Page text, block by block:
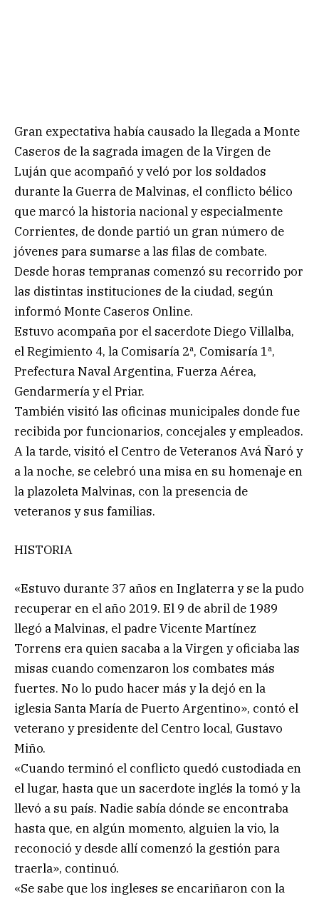
Gran expectativa había causado la llegada a Monte
Caseros de la sagrada imagen de la Virgen de
Luján que acompañó y veló por los soldados
durante la Guerra de Malvinas, el conflicto bélico
que marcó la historia nacional y especialmente
Corrientes, de donde partió un gran número de
jóvenes para sumarse a las filas de combate.
Desde horas tempranas comenzó su recorrido por
las distintas instituciones de la ciudad, según
informó Monte Caseros Online.
Estuvo acompaña por el sacerdote Diego Villalba,
el Regimiento 4, la Comisaría 2ª, Comisaría 1ª,
Prefectura Naval Argentina, Fuerza Aérea,
Gendarmería y el Priar.
También visitó las oficinas municipales donde fue
recibida por funcionarios, concejales y empleados.
A la tarde, visitó el Centro de Veteranos Avá Ñaró y
a la noche, se celebró una misa en su homenaje en
la plazoleta Malvinas, con la presencia de
veteranos y sus familias.
HISTORIA
«Estuvo durante 37 años en Inglaterra y se la pudo
recuperar en el año 2019. El 9 de abril de 1989
llegó a Malvinas, el padre Vicente Martínez
Torrens era quien sacaba a la Virgen y oficiaba las
misas cuando comenzaron los combates más
fuertes. No lo pudo hacer más y la dejó en la
iglesia Santa María de Puerto Argentino», contó el
veterano y presidente del Centro local, Gustavo
Miño.
«Cuando terminó el conflicto quedó custodiada en
el lugar, hasta que un sacerdote inglés la tomó y la
llevó a su país. Nadie sabía dónde se encontraba
hasta que, en algún momento, alguien la vio, la
reconoció y desde allí comenzó la gestión para
traerla», continuó.
«Se sabe que los ingleses se encariñaron con la